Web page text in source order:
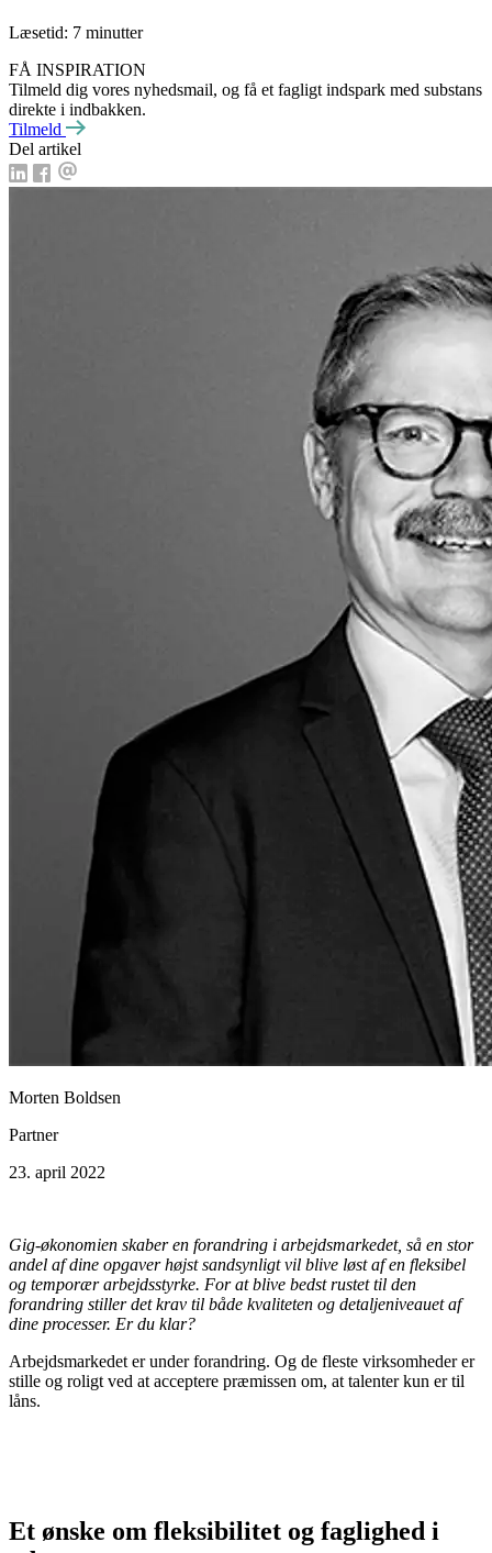
Læsetid: 7 minutter
FÅ INSPIRATION
Tilmeld dig vores nyhedsmail, og få et fagligt indspark med substans
direkte i indbakken.
Tilmeld
Del artikel
Morten Boldsen
Partner
23. april 2022
Gig-økonomien skaber en forandring i arbejdsmarkedet, så en stor
andel af dine opgaver højst sandsynligt vil blive løst af en fleksibel
og temporær arbejdsstyrke. For at blive bedst rustet til den
forandring stiller det krav til både kvaliteten og detalje­niveauet af
dine processer. Er du klar?
Arbejdsmarkedet er under forandring. Og de fleste virksomheder er
stille og roligt ved at acceptere præmissen om, at talenter kun er til
låns.
Et ønske om fleksibilitet og faglighed i